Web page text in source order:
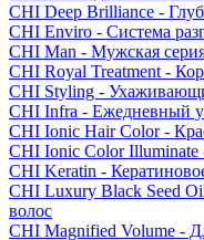
CHI Deep Brilliance -
CHI Enviro - Система
CHI Man - Мужская
CHI Royal Treatment -
CHI Styling -
CHI Infra - Ежедневный
CHI Ionic Hair Color -
CHI Ionic Color Illuminate
CHI Keratin -
CHI Luxury Black Seed
волос
CHI Magnified Volume -